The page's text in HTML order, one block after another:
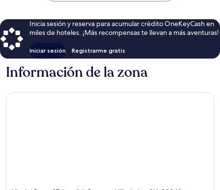
Inicia sesión y reserva para acumular crédito OneKeyCash en
miles de hoteles. ¡Más recompensas te llevan a más aventuras!
Iniciar sesión Registrarme gratis
Información de la zona